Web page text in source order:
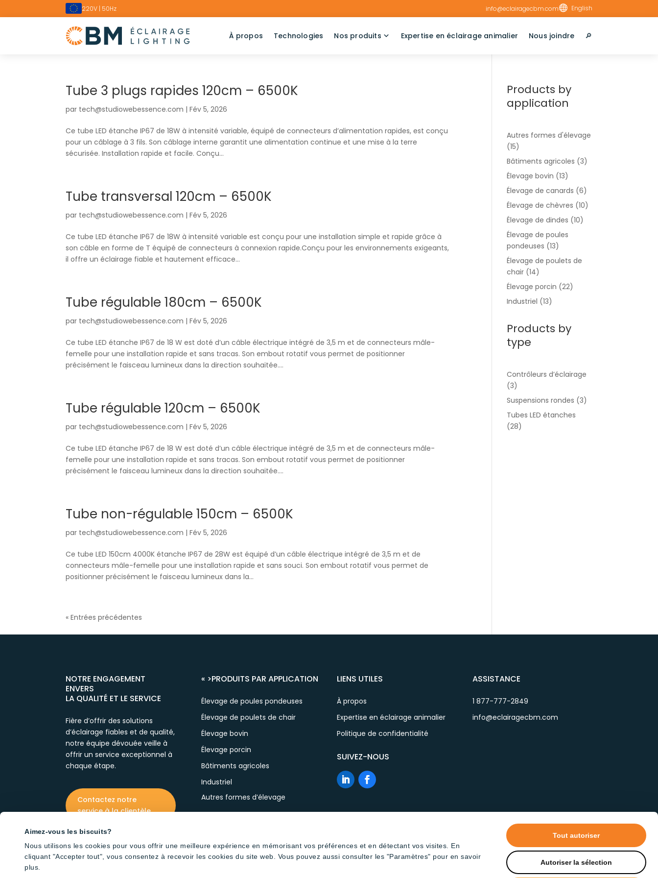
Aimez-vous les biscuits?
Nous utilisons les cookies pour vous offrir une meilleure expérience en mémorisant vos préférences et en détectant vos visites. En
cliquant "Accepter tout", vous consentez à recevoir les cookies du site web. Vous pouvez aussi consulter les "Paramètres" pour en savoir
plus.
Tout autoriser
Autoriser la sélection
220V | 50Hz info@eclairagecbm.com English
À propos Technologies Nos produits Expertise en éclairage animalier Nous joindre 🔎︎
Tube 3 plugs rapides 120cm – 6500K
par tech@studiowebessence.com |Fév 5, 2026
Ce tube LED étanche IP67 de 18W à intensité variable, équipé de connecteurs d’alimentation rapides, est conçu
pour un câblage à 3 fils. Son câblage interne garantit une alimentation continue et une mise à la terre
sécurisée. Installation rapide et facile. Conçu...
Tube transversal 120cm – 6500K
par tech@studiowebessence.com |Fév 5, 2026
Ce tube LED étanche IP67 de 18W à intensité variable est conçu pour une installation simple et rapide grâce à
son câble en forme de T équipé de connecteurs à connexion rapide.Conçu pour les environnements exigeants,
il offre un éclairage fiable et hautement efficace...
Tube régulable 180cm – 6500K
par tech@studiowebessence.com |Fév 5, 2026
Ce tube LED étanche IP67 de 18 W est doté d’un câble électrique intégré de 3,5 m et de connecteurs mâle-
femelle pour une installation rapide et sans tracas. Son embout rotatif vous permet de positionner
précisément le faisceau lumineux dans la direction souhaitée....
Tube régulable 120cm – 6500K
par tech@studiowebessence.com |Fév 5, 2026
Ce tube LED étanche IP67 de 18 W est doté d’un câble électrique intégré de 3,5 m et de connecteurs mâle-
femelle pour une installation rapide et sans tracas. Son embout rotatif vous permet de positionner
précisément le faisceau lumineux dans la direction souhaitée....
Tube non-régulable 150cm – 6500K
par tech@studiowebessence.com |Fév 5, 2026
Ce tube LED 150cm 4000K étanche IP67 de 28W est équipé d’un câble électrique intégré de 3,5 m et de
connecteurs mâle-femelle pour une installation rapide et sans souci. Son embout rotatif vous permet de
positionner précisément le faisceau lumineux dans la...
« Entrées précédentes
Products by
application
Autres formes d'élevage
(15)
Bâtiments agricoles (3)
Élevage bovin (13)
Élevage de canards (6)
Élevage de chèvres (10)
Élevage de dindes (10)
Élevage de poules
pondeuses (13)
Élevage de poulets de
chair (14)
Élevage porcin (22)
Industriel (13)
Products by
type
Contrôleurs d’éclairage
(3)
Suspensions rondes (3)
Tubes LED étanches
(28)
NOTRE ENGAGEMENT
ENVERS
LA QUALITÉ ET LE SERVICE
Fière d’offrir des solutions
d’éclairage fiables et de qualité,
notre équipe dévouée veille à
offrir un service exceptionnel à
chaque étape.
Contactez notre
service à la clientèle
« >PRODUITS PAR APPLICATION
Élevage de poules pondeuses
Élevage de poulets de chair
Élevage bovin
Élevage porcin
Bâtiments agricoles
Industriel
Autres formes d’élevage
LIENS UTILES
À propos
Expertise en éclairage animalier
Politique de confidentialité
SUIVEZ-NOUS
ASSISTANCE
1 877-777-2849
info@eclairagecbm.com